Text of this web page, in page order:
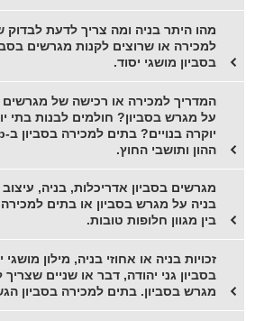
מהו היתר בניה ומה צריך לדעת לבדוק
למכירה או שרוצים לקנות מגרשים
בסביון מושגי יסוד.
המדריך למכירה או רכישה של מגרשים
על מגרש בסביון? חולמים לבנות בתי
ההון ותושבי החוץ.
מגרשים בסביון אדריכלות, בניה,
בניה על מגרש בסביון או בתים
בין מגוון חלופות טובות.
זכויות בניה או אחוזי בניה, מילון
בסביון גני יהודה, דבר או שניים
מגרש בסביון. בתים למכירה בסביון